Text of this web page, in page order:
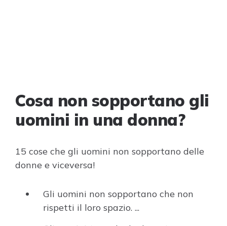
Cosa non sopportano gli
uomini in una donna?
15 cose che gli uomini non sopportano delle
donne e viceversa!
Gli uomini non sopportano che non
rispetti il loro spazio. ...